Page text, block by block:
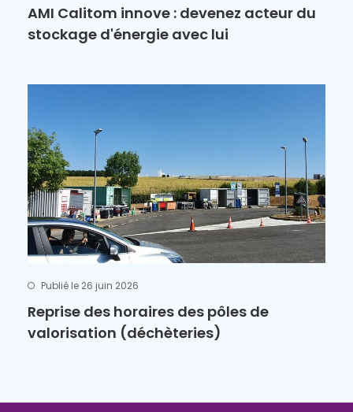
AMI Calitom innove : devenez acteur du
stockage d'énergie avec lui
Publié le 26 juin 2026
Reprise des horaires des pôles de
valorisation (déchèteries)